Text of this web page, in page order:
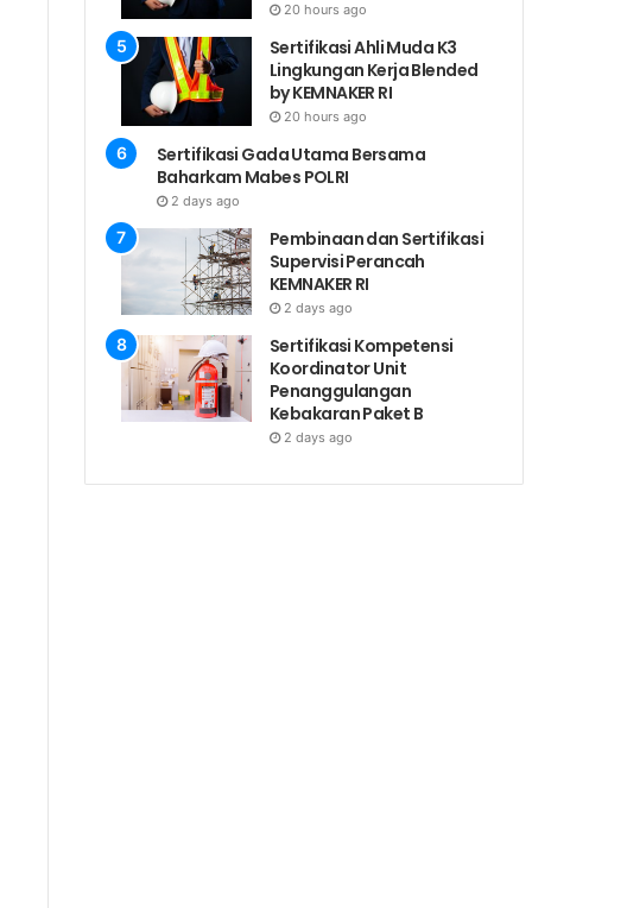
20 hours ago
Sertifikasi Ahli Muda K3
Lingkungan Kerja Blended
by KEMNAKER RI
20 hours ago
Sertifikasi Gada Utama Bersama
Baharkam Mabes POLRI
2 days ago
Pembinaan dan Sertifikasi
Supervisi Perancah
KEMNAKER RI
2 days ago
Sertifikasi Kompetensi
Koordinator Unit
Penanggulangan
Kebakaran Paket B
2 days ago